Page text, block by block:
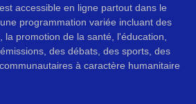
accessible en ligne partout dans le
programmation variée incluant des
la promotion de la santé, l'éducation,
des débats, des sports, des
à caractère humanitaire